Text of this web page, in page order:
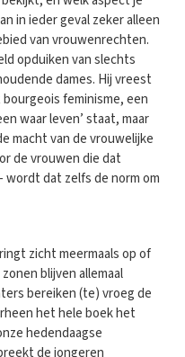
in ieder geval zeker alleen
van vrouwenrechten.
opduiken van slechts
dames. Hij vreest
feminisme, een
waar leven’ staat, maar
macht van de vrouwelijke
de vrouwen die dat
wordt dat zelfs de norm om
zicht meermaals op of
blijven allemaal
bereiken (te) vroeg de
het hele boek het
hedendaagse
de jongeren